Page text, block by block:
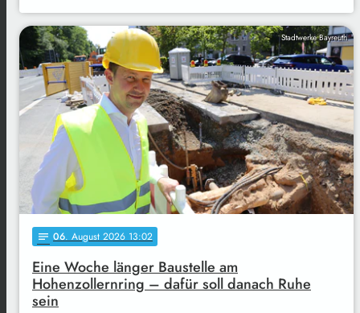
Stadtwerke Bayreuth
notes 06. August 2026 13:02
Eine Woche länger Baustelle am
Hohenzollernring – dafür soll danach Ruhe
sein